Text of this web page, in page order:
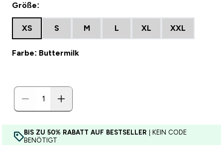
Größe:
XS S M L XL XXL
Farbe: Buttermilk
BIS ZU 50% RABATT AUF BESTSELLER | KEIN CODE
BENÖTIGT